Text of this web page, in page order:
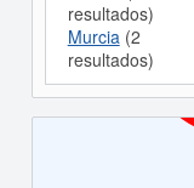
resultados)
Murcia(2
resultados)